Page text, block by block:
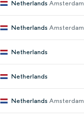
Netherlands Amsterdam
Netherlands Amsterdam
Netherlands
Netherlands
Netherlands Amsterdam